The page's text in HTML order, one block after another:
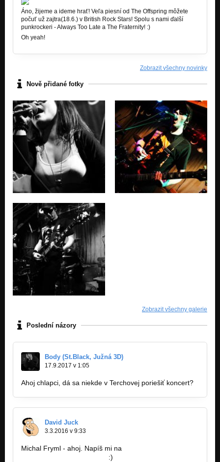
Áno, žijeme a ideme hrať! Veľa piesní od The Offspring môžete
počuť už zajtra(18.6.) v British Rock Stars! Spolu s nami ďalší
punkrockeri - Always Too Late a The Fraternity! :)
Oh yeah!
Zobrazit všechny novinky
Nově přidané fotky
Zobrazit všechny galerie
Poslední názory
Body (St.Black, Južná 3D)
17.9.2017 v 1:05
Ahoj chlapci, dá sa niekde v Terchovej poriešiť koncert?
David Juck
3.3.2016 v 9:33
Michal Fryml - ahoj. Napíš mi na
:)